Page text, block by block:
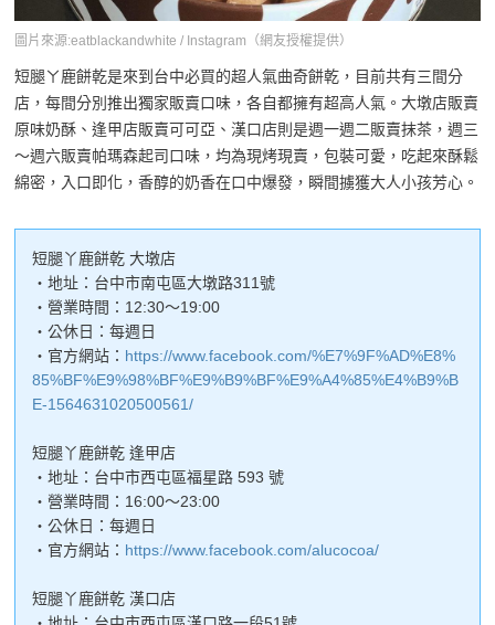
圖片來源:eatblackandwhite / Instagram（網友授權提供）
短腿ㄚ鹿餅乾是來到台中必買的超人氣曲奇餅乾，目前共有三間分
店，每間分別推出獨家販賣口味，各自都擁有超高人氣。大墩店販賣
原味奶酥、逢甲店販賣可可亞、漢口店則是週一週二販賣抹茶，週三
～週六販賣帕瑪森起司口味，均為現烤現賣，包裝可愛，吃起來酥鬆
綿密，入口即化，香醇的奶香在口中爆發，瞬間擄獲大人小孩芳心。
短腿丫鹿餅乾 大墩店
・地址：台中市南屯區大墩路311號
・營業時間：12:30～19:00
・公休日：每週日
・官方網站： https://www.facebook.com/%E7%9F%AD%E8%
85%BF%E9%98%BF%E9%B9%BF%E9%A4%85%E4%B9%B
E-1564631020500561/
短腿丫鹿餅乾 逢甲店
・地址：台中市西屯區福星路 593 號
・營業時間：16:00～23:00
・公休日：每週日
・官方網站： https://www.facebook.com/alucocoa/
短腿丫鹿餅乾 漢口店